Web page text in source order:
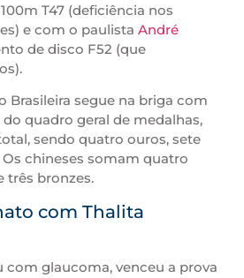
T47 (deficiência nos
e com o paulista André
de disco F52 (que
Brasileira segue na briga com
quadro geral de medalhas,
sendo quatro ouros, sete
Os chineses somam quatro
três bronzes.
com Thalita
com glaucoma, venceu a prova